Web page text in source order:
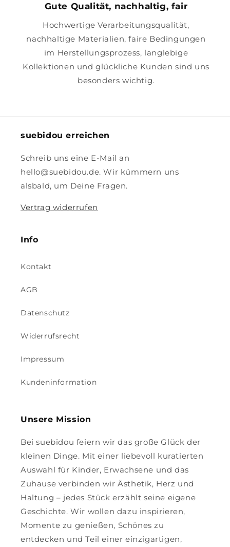
Gute Qualität, nachhaltig, fair
Hochwertige Verarbeitungsqualität,
nachhaltige Materialien, faire Bedingungen
im Herstellungsprozess, langlebige
Kollektionen und glückliche Kunden sind uns
besonders wichtig.
suebidou erreichen
Schreib uns eine E-Mail an
hello@suebidou.de. Wir kümmern uns
alsbald, um Deine Fragen.
Vertrag widerrufen
Info
Kontakt
AGB
Datenschutz
Widerrufsrecht
Impressum
Kundeninformation
Unsere Mission
Bei suebidou feiern wir das große Glück der
kleinen Dinge. Mit einer liebevoll kuratierten
Auswahl für Kinder, Erwachsene und das
Zuhause verbinden wir Ästhetik, Herz und
Haltung – jedes Stück erzählt seine eigene
Geschichte. Wir wollen dazu inspirieren,
Momente zu genießen, Schönes zu
entdecken und Teil einer einzigartigen,